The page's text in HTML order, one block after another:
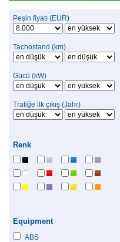
Peşin fiyatı (EUR)
Tachostand (km)
Gücü (kW)
Trafiğe ilk çıkış (Jahr)
Renk
Equipment
ABS